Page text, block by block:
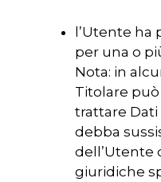
l’Utente ha
per una o
Nota: in
Titolare
trattare Dati
debba
dell’Utente
giuridiche